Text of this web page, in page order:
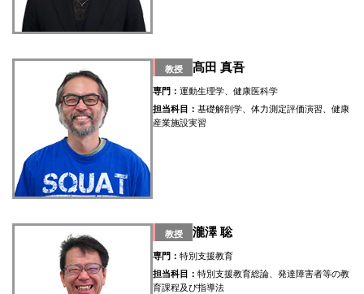
教授 髙田 真吾
専門：運動生理学、健康医科学
担当科目：基礎解剖学、体力測定評価演習、健康
産業施設実習
教授 瀧澤 聡
専門：特別支援教育
担当科目：特別支援教育総論、発達障害者等の教
育課程及び指導法